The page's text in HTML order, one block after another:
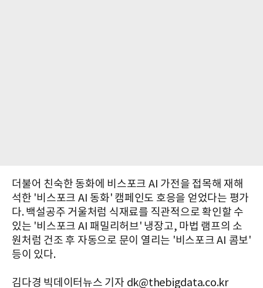
더불어 친숙한 동화에 비스포크 AI 가전을 접목해 재해
석한 '비스포크 AI 동화' 캠페인도 호응을 얻었다는 평가
다. 백설공주 거울처럼 식재료를 직관적으로 확인할 수
있는 '비스포크 AI 패밀리허브' 냉장고, 마법 램프의 소
원처럼 건조 후 자동으로 문이 열리는 '비스포크 AI 콤보'
등이 있다.
김다경 빅데이터뉴스 기자 dk@thebigdata.co.kr